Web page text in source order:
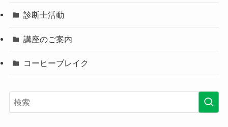
診断士活動
講座のご案内
コーヒーブレイク